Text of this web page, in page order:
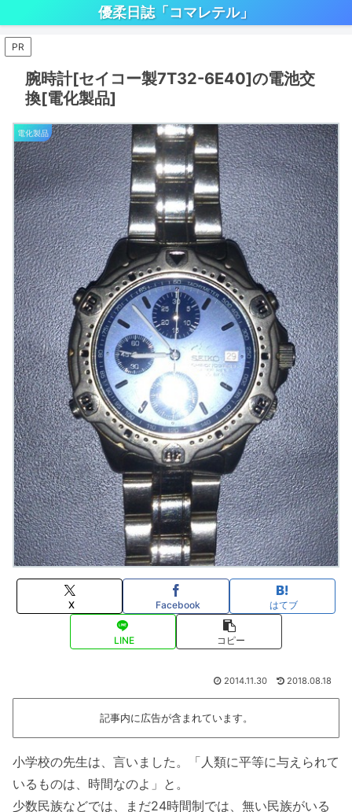
優柔日誌「コマレテル」
PR
腕時計[セイコー製7T32-6E40]の電池交
換[電化製品]
電化製品
X Facebook はてブ
LINE コピー
2014.11.30 2018.08.18
記事内に広告が含まれています。
小学校の先生は、言いました。「人類に平等に与えられて
いるものは、時間なのよ」と。
少数民族などでは、まだ24時間制では、無い民族がいる